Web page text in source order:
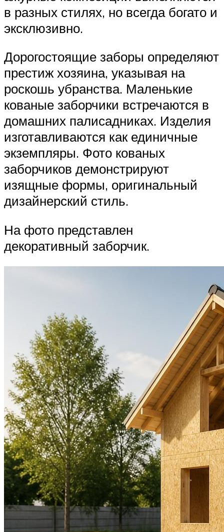
в разных стилях, но всегда богато и
эксклюзивно.
Дорогостоящие заборы определяют
престиж хозяина, указывая на
роскошь убранства. Маленькие
кованые заборчики встречаются в
домашних палисадниках. Изделия
изготавливаются как единичные
экземпляры. Фото кованых
заборчиков демонстрируют
изящные формы, оригинальный
дизайнерский стиль.
На фото представлен
декоративный заборчик.